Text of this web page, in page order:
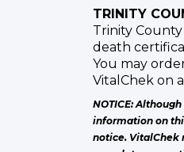
TRINITY
Trinity
death
You may
VitalChek on
NOTICE:
information on
notice. VitalChek